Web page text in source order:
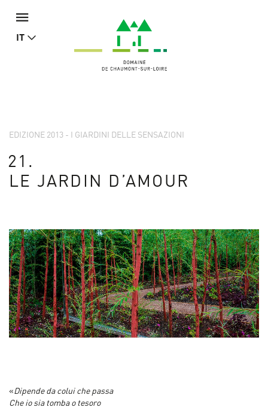
IT
EDIZIONE 2013 - I GIARDINI DELLE SENSAZIONI
21.
LE JARDIN D’AMOUR
«Dipende da colui che passa
Che io sia tomba o tesoro